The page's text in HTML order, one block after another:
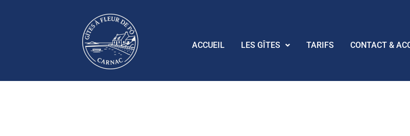
ACCUEIL LES GÎTES TARIFS CONTACT &